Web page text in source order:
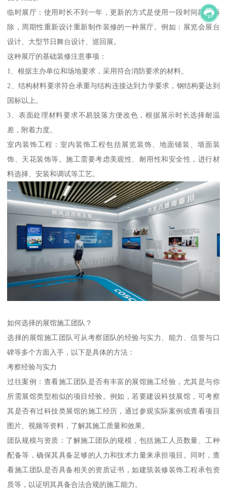
临时展厅：使用时长不到一年，更新的方式是使用一段时间段后拆
除，周期性重新设计重新制作装修的一种展厅。例如：展览会展台
设计、大型节日舞台设计、巡回展。
这种展厅的基础装修注意事项：
1、根据主办单位和场地要求，采用符合消防要求的材料。
2、结构材料要求符合承重与结构连接达到力学要求，钢结构要达到
国标以上。
3、表面处理材料要求不易脱落方便改色，根据展示时长选择耐温
差，附着力度。
室内装饰工程：室内装饰工程包括展览装饰、地面铺装、墙面装
饰、天花装饰等。施工需要考虑美观性、耐用性和安全性，进行材
料选择、安装和调试等工艺。
如何选择的展馆施工团队？
选择的展馆施工团队可从考察团队的经验与实力、能力、信誉与口
碑等多个方面入手，以下是具体的方法：
考察经验与实力
过往案例：查看施工团队是否有丰富的展馆施工经验，尤其是与你
所需展馆类型相似的项目经验。例如，若要建设科技展馆，可考察
其是否有过科技类展馆的施工经历，通过参观实际案例或查看项目
图片、视频等资料，了解其施工质量和效果。
团队规模与资质：了解施工团队的规模，包括施工人员数量、工种
配备等，确保其具备足够的人力和技术力量来承担项目。同时，查
看施工团队是否具备相关的资质证书，如建筑装修装饰工程承包资
质等，以证明其具备合法合规的施工能力。